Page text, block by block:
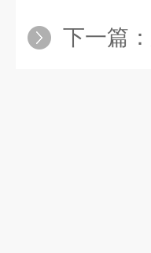
下一篇：